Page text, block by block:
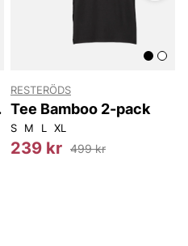
RESTERÖDS
Tee Bamboo 2-pack
S M L XL
239 kr 499 kr